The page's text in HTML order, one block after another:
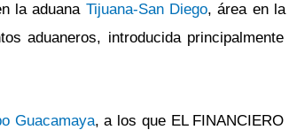
la aduana Tijuana-San Diego, área en
aduaneros, introducida principalmente
Guacamaya, a los que EL